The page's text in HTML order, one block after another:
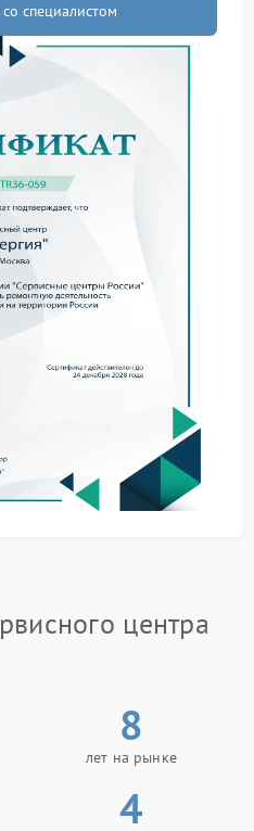
внутри корпуса.
выполнить базовые шаги:
на повреждения.
причины и точнее
ремонт
проводники
и стабильность
позволяет устранить
поврежденные элементы
сервисный центр
имеют опыт работы с
ремонт с учетом
играют
поэтому при первых
заняться ее устранением
специалистом
центра
8
лет на рынке
4